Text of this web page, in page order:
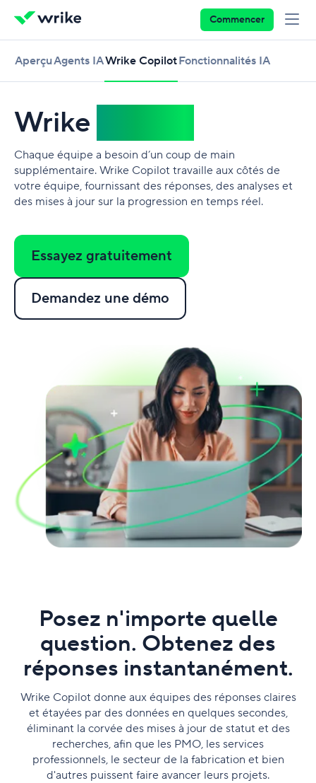
Commencer
AperçuAgents IAWrike CopilotFonctionnalités IA
Wrike
Chaque équipe a besoin d’un coup de main
supplémentaire. Wrike Copilot travaille aux côtés de
votre équipe, fournissant des réponses, des analyses et
des mises à jour sur la progression en temps réel.
Essayez gratuitement
Demandez une démo
Posez n'importe quelle
question. Obtenez des
réponses instantanément.
Wrike Copilot donne aux équipes des réponses claires
et étayées par des données en quelques secondes,
éliminant la corvée des mises à jour de statut et des
recherches, afin que les PMO, les services
professionnels, le secteur de la fabrication et bien
d'autres puissent faire avancer leurs projets.